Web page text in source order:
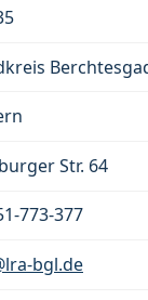
Str. 64
773-377
bgl.de